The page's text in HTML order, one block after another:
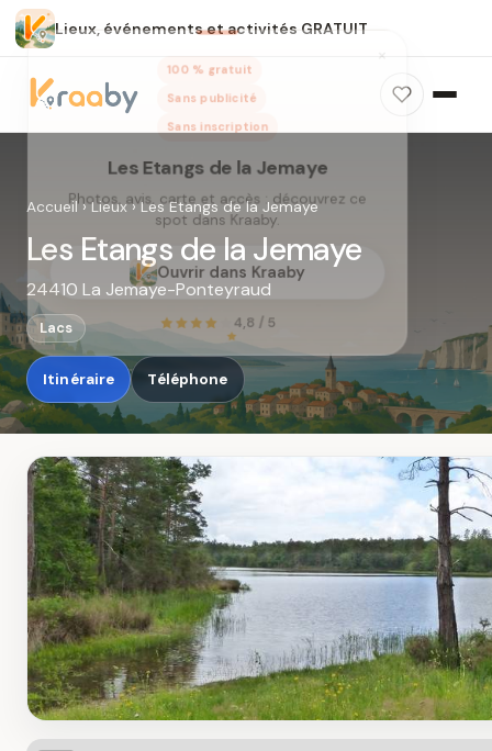
Lieux, événements et activités GRATUIT
100 % gratuit
Sans inscription
Les Etangs de la Jemaye
Photos, avis, carte et accès : découvrez ce
spot dans Kraaby.
Ouvrir dans Kraaby
4,8 / 5
Accueil›Lieux›Les Etangs de la Jemaye
Les Etangs de la Jemaye
24410 La Jemaye-Ponteyraud
Lacs
Itinéraire Téléphone